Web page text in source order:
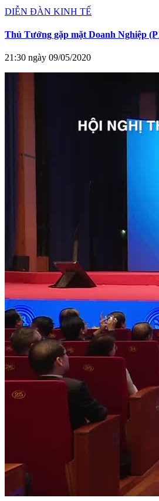
DIỄN ĐÀN KINH TẾ
Thủ Tướng gặp mặt Doanh Nghiệp
21:30 ngày 09/05/2020